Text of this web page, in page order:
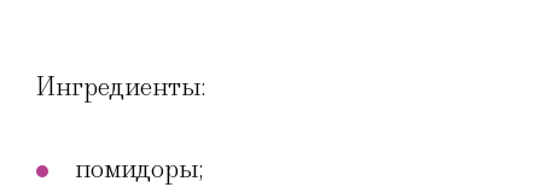
Ингредиенты:
помидоры;